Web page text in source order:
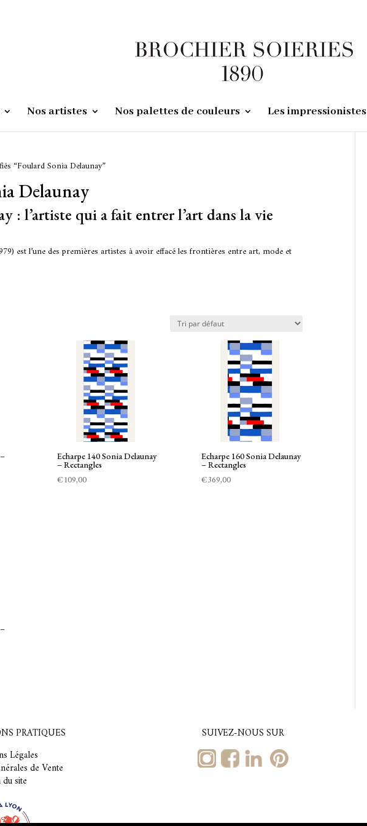
Nos artistes Nos palettes de couleurs Les impressionistes
“Foulard Sonia Delaunay”
Delaunay
: l’artiste qui a fait entrer l’art dans la vie
est l’une des premières artistes à avoir effacé les frontières entre art, mode et
Echarpe 140 Sonia Delaunay
– Rectangles
€109,00
Echarpe 160 Sonia Delaunay
– Rectangles
€369,00
PRATIQUES
Légales
de Vente
site
SUIVEZ-NOUS SUR